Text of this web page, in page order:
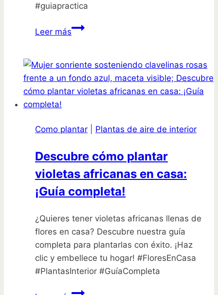
#guiapractica
Leer másAprende
cómo
plantar
mangos
propio
¡Sigue
estos
consejos!
Como plantar Plantas de aire de interior
Descubre cómo plantar
violetas africanas en casa:
¡Guía completa!
¿Quieres tener violetas africanas llenas de
flores en casa? Descubre nuestra guía
completa para plantarlas con éxito. ¡Haz
clic y embellece tu hogar! #FloresEnCasa
#PlantasInterior #GuíaCompleta
Descubre